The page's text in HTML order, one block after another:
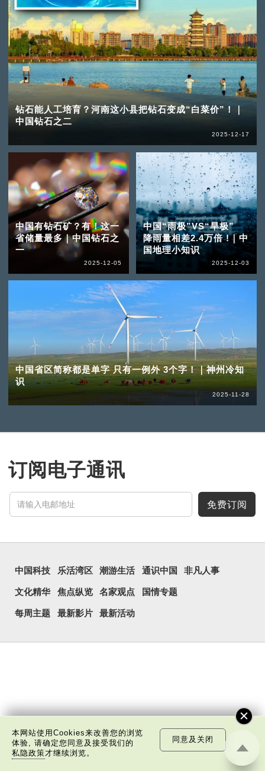
钻石能人工培育？河南这小县把钻石变成“白菜价”！｜
中国钻石之二
2025-12-17
中国有钻石矿？有！这一
省储量最多｜中国钻石之
一
2025-12-05
中国“雨极”VS“旱极”
降雨量相差2.4万倍 !｜中
国地理小知识
2025-12-03
中国省区简称都是单字 只有一例外 3个字！｜神州冷知
识
2025-11-28
订阅电子通讯
免费订阅
中国科技 乐活湾区 潮游生活 通识中国 非凡人事
文化精华 焦点纵览 名家观点 国情专题
每周主题 最新影片 最新活动
本网站使用Cookies来改善您的浏览
体验, 请确定您同意及接受我们的
私隐政策才继续浏览。
同意及关闭